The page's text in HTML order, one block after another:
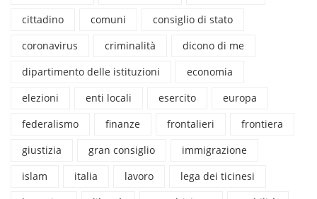
cittadino
comuni
consiglio di stato
coronavirus
criminalità
dicono di me
dipartimento delle istituzioni
economia
elezioni
enti locali esercito
europa
federalismo
finanze frontalieri
frontiera
giustizia
gran consiglio
immigrazione
islam
italia lavoro
lega dei ticinesi